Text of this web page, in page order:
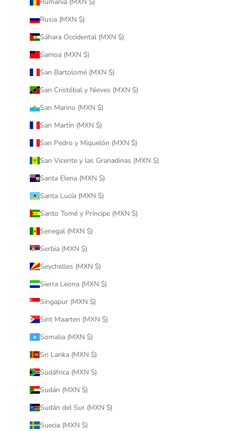
Rusia (MXN $)
Sáhara Occidental (MXN $)
Samoa (MXN $)
San Bartolomé (MXN $)
San Cristóbal y Nieves (MXN $)
San Marino (MXN $)
San Martín (MXN $)
San Pedro y Miquelón (MXN $)
San Vicente y las Granadinas (MXN $)
Santa Elena (MXN $)
Santa Lucía (MXN $)
Santo Tomé y Príncipe (MXN $)
Senegal (MXN $)
Serbia (MXN $)
Seychelles (MXN $)
Sierra Leona (MXN $)
Singapur (MXN $)
Sint Maarten (MXN $)
Somalia (MXN $)
Sri Lanka (MXN $)
Sudáfrica (MXN $)
Sudán (MXN $)
Sudán del Sur (MXN $)
Suecia (MXN $)